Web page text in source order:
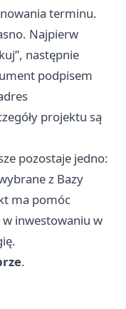
terminu.
Najpierw
następnie
podpisem
projektu są
pozostaje jedno:
z Bazy
ma pomóc
inwestowaniu w
.